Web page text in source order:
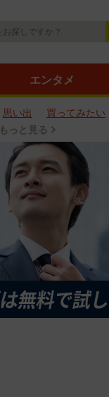
エンタメ
思い出 買ってみたい
もっと見る